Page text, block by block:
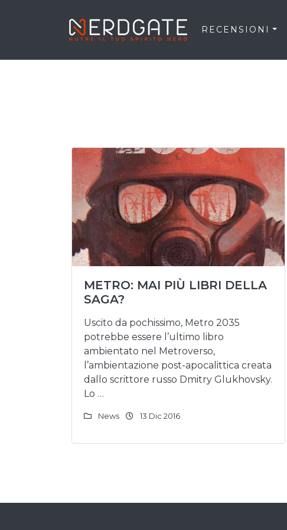
RECENSIONI
METRO: MAI PIÙ LIBRI DELLA
SAGA?
Uscito da pochissimo, Metro 2035
potrebbe essere l’ultimo libro
ambientato nel Metroverso,
l’ambientazione post-apocalittica creata
dallo scrittore russo Dmitry Glukhovsky.
Lo …
News 13 Dic 2016